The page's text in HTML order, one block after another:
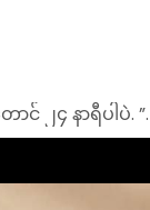
၂၄ နာရီပါပဲ. ”.